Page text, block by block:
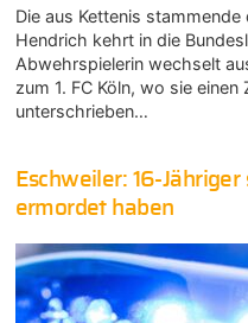
Die aus Kettenis
Hendrich kehrt in die
Abwehrspielerin wechselt
zum 1. FC Köln, wo sie
unterschrieben…
Eschweiler: 16-
ermordet haben